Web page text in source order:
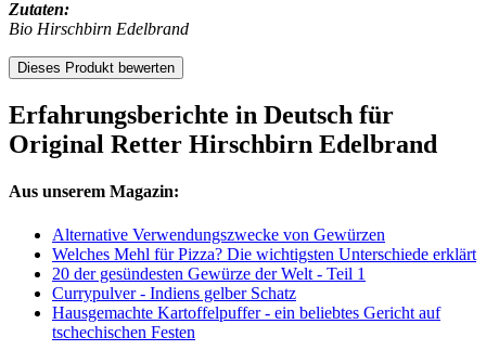
Zutaten:
Bio Hirschbirn Edelbrand
Dieses Produkt bewerten
Erfahrungsberichte in Deutsch für
Original Retter Hirschbirn Edelbrand
Aus unserem Magazin:
Alternative Verwendungszwecke von Gewürzen
Welches Mehl für Pizza? Die wichtigsten Unterschiede erklärt
20 der gesündesten Gewürze der Welt - Teil 1
Currypulver - Indiens gelber Schatz
Hausgemachte Kartoffelpuffer - ein beliebtes Gericht auf
tschechischen Festen